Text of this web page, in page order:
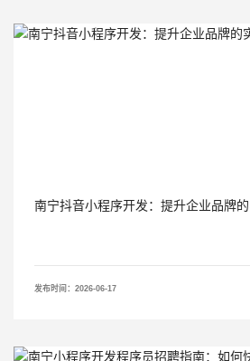
南宁抖音小程序开发：提升企业品牌
发布时间：2026-06-17